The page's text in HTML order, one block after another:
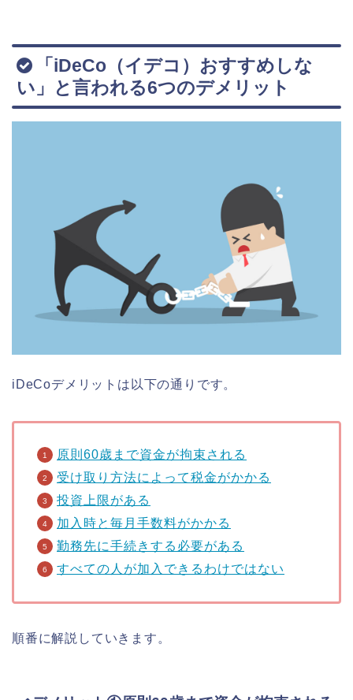
「iDeCo（イデコ）おすすめしな
い」と言われる6つのデメリット
iDeCoデメリットは以下の通りです。
原則60歳まで資金が拘束される
受け取り方法によって税金がかかる
投資上限がある
加入時と毎月手数料がかかる
勤務先に手続きする必要がある
すべての人が加入できるわけではない
順番に解説していきます。